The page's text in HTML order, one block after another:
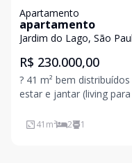
Apartamento
apartamento
Jardim do Lago, São
R$ 230.000,00
? 41 m² bem
estar e jantar (living
Elevador ?
41 m² 2 1